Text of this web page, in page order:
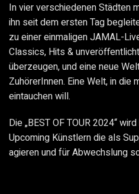
In vier verschiedenen Städten
ihn seit dem ersten Tag
zu einer einmaligen JAMAL-
Classics, Hits &
überzeugen, und eine neue
ZuhörerInnen. Eine Welt, in die
eintauchen will.
Die „BEST OF TOUR 2024“
Upcoming Künstlern die als
agieren und für Abwechslung